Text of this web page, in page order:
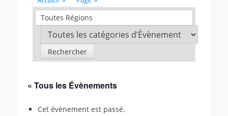
Toutes Régions
« Tous les Évènements
Cet évènement est passé.